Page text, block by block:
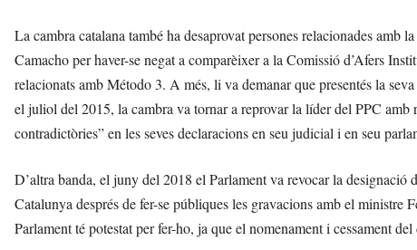
La cambra catalana també ha desaprovat persones relacionades
Camacho per haver-se negat a comparèixer a la Comissió d’Afers
relacionats amb Método 3. A més, li va demanar que presentés la
el juliol del 2015, la cambra va tornar a reprovar la líder del PPC amb
contradictòries” en les seves declaracions en seu judicial i en seu
D’altra banda, el juny del 2018 el Parlament va revocar la
Catalunya després de fer-se públiques les gravacions amb el ministre
Parlament té potestat per fer-ho, ja que el nomenament i cessament